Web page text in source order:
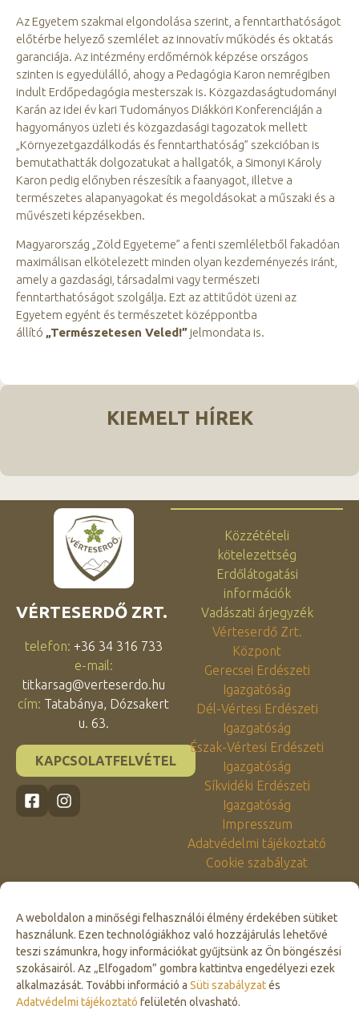
A weboldalon a minőségi felhasználói élmény érdekében sütiket
használunk. Ezen technológiákhoz való hozzájárulás lehetővé
teszi számunkra, hogy információkat gyűjtsünk az Ön böngészési
szokásairól. Az „Elfogadom” gombra kattintva engedélyezi ezek
alkalmazását. További információ a Süti szabályzatés
Adatvédelmi tájékoztató felületén olvasható.
Az Egyetem szakmai elgondolása szerint, a fenntarthatóságot
előtérbe helyező szemlélet az innovatív működés és oktatás
garanciája. Az intézmény erdőmérnök képzése országos
szinten is egyedülálló, ahogy a Pedagógia Karon nemrégiben
indult Erdőpedagógia mesterszak is. Közgazdaságtudományi
Karán az idei év kari Tudományos Diákköri Konferenciáján a
hagyományos üzleti és közgazdasági tagozatok mellett
„Környezetgazdálkodás és fenntarthatóság” szekcióban is
bemutathatták dolgozatukat a hallgatók, a Simonyi Károly
Karon pedig előnyben részesítik a faanyagot, illetve a
természetes alapanyagokat és megoldásokat a műszaki és a
művészeti képzésekben.
Magyarország „Zöld Egyeteme” a fenti szemléletből fakadóan
maximálisan elkötelezett minden olyan kezdeményezés iránt,
amely a gazdasági, társadalmi vagy természeti
fenntarthatóságot szolgálja. Ezt az attitűdöt üzeni az
Egyetem egyént és természetet középpontba
állító „Természetesen Veled!” jelmondata is.
KIEMELT HÍREK
Click to accept marketing cookies and
VÉRTESERDŐ ZRT.
telefon: +36 34 316 733
e-mail:
titkarsag@verteserdo.hu
cím: Tatabánya, Dózsakert
u. 63.
KAPCSOLATFELVÉTEL
Közzétételi
kötelezettség
Erdőlátogatási
információk
Vadászati árjegyzék
Vérteserdő Zrt.
Központ
Gerecsei Erdészeti
Igazgatóság
Dél-Vértesi Erdészeti
Igazgatóság
Észak-Vértesi Erdészeti
Igazgatóság
Síkvidéki Erdészeti
Igazgatóság
Impresszum
Adatvédelmi tájékoztató
Cookie szabályzat